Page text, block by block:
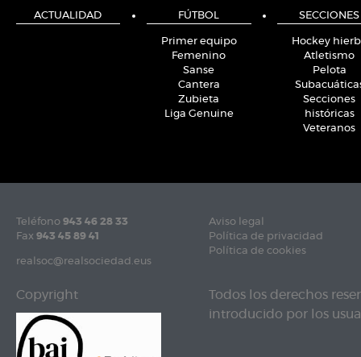
ACTUALIDAD FÚTBOL
Primer equipo
Femenino
Sanse
Cantera
Zubieta
Liga Genuine
SECCIONES
Hockey
Atletismo
Pelota
Secciones
históricas
Veteranos
Teléfono 943 46 28 33
Fax 943 45 89 41
realsoc@realsociedad.eus
Aviso legal
Política de privacidad
Política de cookies
Copyright
Todos los derechos
introducido por los